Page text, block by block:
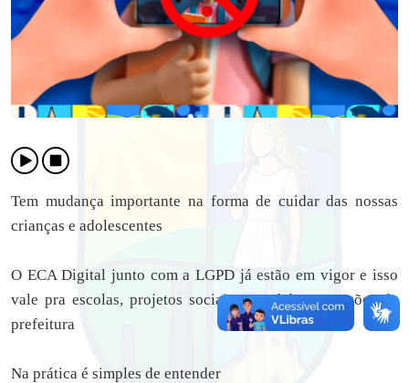
Tem mudança importante na forma de cuidar das nossas
crianças e adolescentes
O ECA Digital junto com a LGPD já estão em vigor e isso
vale pra escolas, projetos sociais e também nas ações da
prefeitura
Na prática é simples de entender